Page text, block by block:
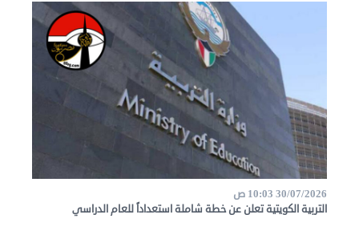
30/07/2026 10:03 ص
التربية الكويتية تعلن عن خطة شاملة استعداداً للعام الدراسي